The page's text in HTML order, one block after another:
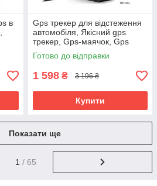
в
Gps трекер для відстеження
автомобіля, Якісний gps
трекер, Gps-маячок, Gps
трекер на мотоцикл, Gps
маячок для авто, RYH
Готово до відправки
1 598 ₴ 3 196 ₴
Купити
Показати ще
1 / 65